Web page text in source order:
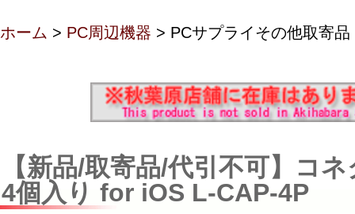
ホーム > PC周辺機器 > PCサプライその他取寄品
【新品/取寄品/代引不可】コ
4個入り for iOS L-CAP-4P